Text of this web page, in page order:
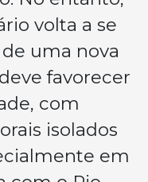
volta a se
uma nova
favorecer
com
isolados
em